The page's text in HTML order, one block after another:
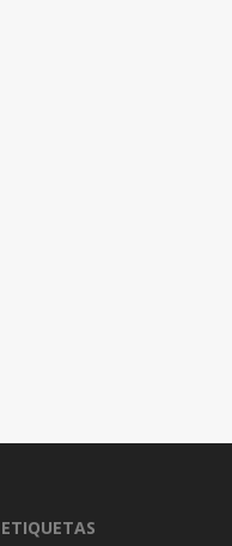
ETIQUETAS